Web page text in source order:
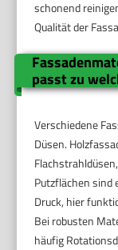
schonend
Qualität der
passt zu
Verschiedene
Düsen.
Putzflächen sind
Druck, hier
Bei robusten
häufig